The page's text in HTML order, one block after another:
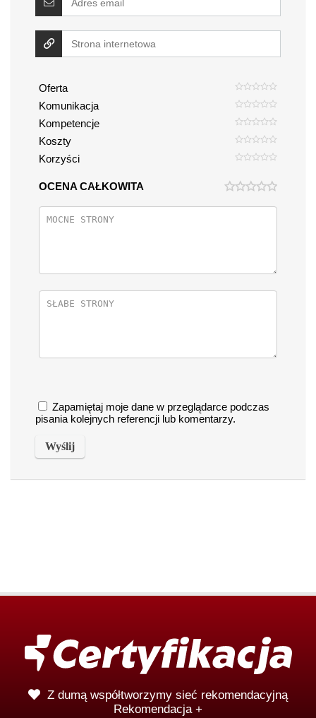
Oferta
Komunikacja
Kompetencje
Koszty
Korzyści
OCENA CAŁKOWITA
Zapamiętaj moje dane w przeglądarce podczas
pisania kolejnych referencji lub komentarzy.
Z dumą współtworzymy sieć rekomendacyjną
Rekomendacja +